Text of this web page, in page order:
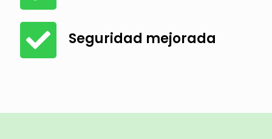
Seguridad mejorada